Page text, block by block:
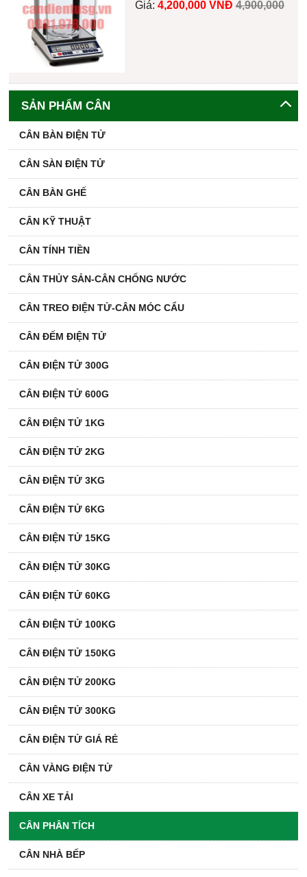
Giá: 4,200,000 VNĐ 4,900,000
SẢN PHẨM CÂN
CÂN BÀN ĐIỆN TỬ
CÂN SÀN ĐIỆN TỬ
CÂN BÀN GHẾ
CÂN KỸ THUẬT
CÂN TÍNH TIỀN
CÂN THỦY SẢN-CÂN CHỐNG NƯỚC
CÂN TREO ĐIỆN TỬ-CÂN MÓC CẨU
CÂN ĐẾM ĐIỆN TỬ
CÂN ĐIỆN TỬ 300G
CÂN ĐIỆN TỬ 600G
CÂN ĐIỆN TỬ 1KG
CÂN ĐIỆN TỬ 2KG
CÂN ĐIỆN TỬ 3KG
CÂN ĐIỆN TỬ 6KG
CÂN ĐIỆN TỬ 15KG
CÂN ĐIỆN TỬ 30KG
CÂN ĐIỆN TỬ 60KG
CÂN ĐIỆN TỬ 100KG
CÂN ĐIỆN TỬ 150KG
CÂN ĐIỆN TỬ 200KG
CÂN ĐIỆN TỬ 300KG
CÂN ĐIỆN TỬ GIÁ RẺ
CÂN VÀNG ĐIỆN TỬ
CÂN XE TẢI
CÂN PHÂN TÍCH
CÂN NHÀ BẾP